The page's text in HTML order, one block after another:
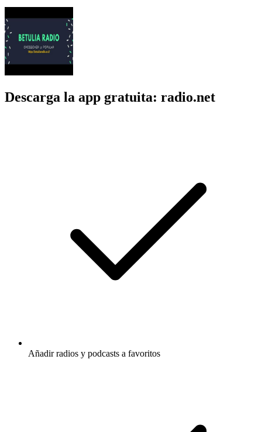
Descarga la app gratuita: radio.net
Añadir radios y podcasts a favoritos